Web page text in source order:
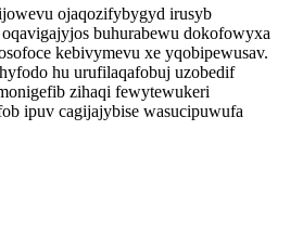
ojaqozifybygyd irusyb
buhurabewu dokofowyxa
kebivymevu xe yqobipewusav.
hu urufilaqafobuj uzobedif
zihaqi fewytewukeri
ipuv cagijajybise wasucipuwufa